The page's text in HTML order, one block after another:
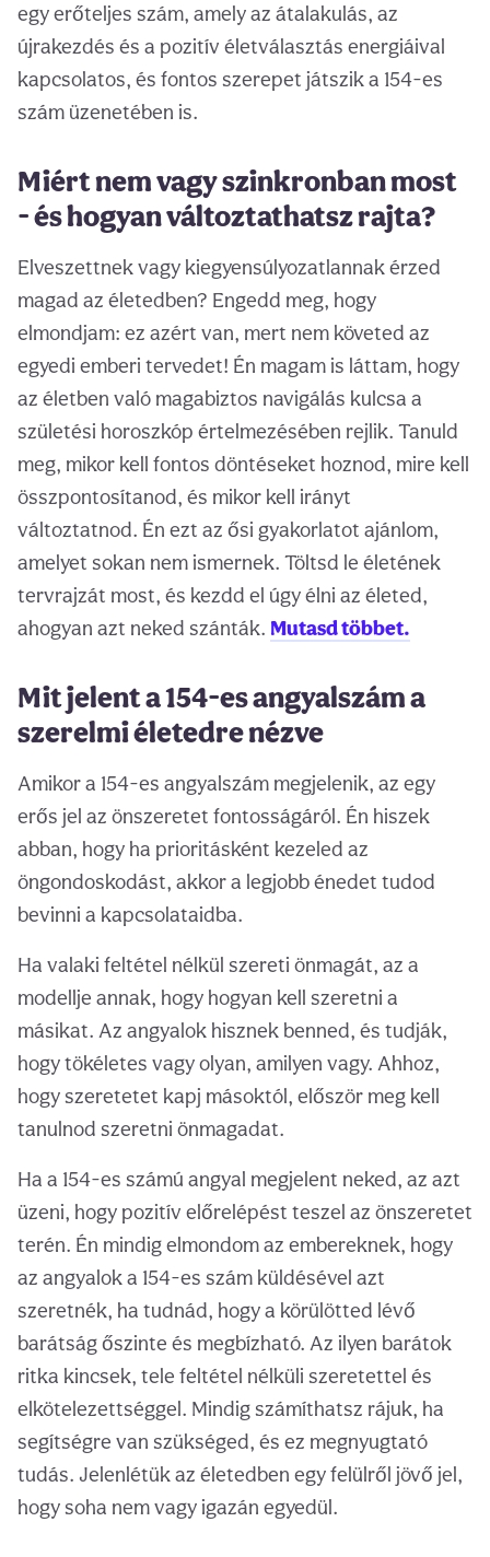
egy erőteljes szám, amely az átalakulás, az
újrakezdés és a pozitív életválasztás energiáival
kapcsolatos, és fontos szerepet játszik a 154-es
szám üzenetében is.
Miért nem vagy szinkronban most
- és hogyan változtathatsz rajta?
Elveszettnek vagy kiegyensúlyozatlannak érzed
magad az életedben? Engedd meg, hogy
elmondjam: ez azért van, mert nem követed az
egyedi emberi tervedet! Én magam is láttam, hogy
az életben való magabiztos navigálás kulcsa a
születési horoszkóp értelmezésében rejlik. Tanuld
meg, mikor kell fontos döntéseket hoznod, mire kell
összpontosítanod, és mikor kell irányt
változtatnod. Én ezt az ősi gyakorlatot ajánlom,
amelyet sokan nem ismernek. Töltsd le életének
tervrajzát most, és kezdd el úgy élni az életed,
ahogyan azt neked szánták. Mutasd többet.
Mit jelent a 154-es angyalszám a
szerelmi életedre nézve
Amikor a 154-es angyalszám megjelenik, az egy
erős jel az önszeretet fontosságáról. Én hiszek
abban, hogy ha prioritásként kezeled az
öngondoskodást, akkor a legjobb énedet tudod
bevinni a kapcsolataidba.
Ha valaki feltétel nélkül szereti önmagát, az a
modellje annak, hogy hogyan kell szeretni a
másikat. Az angyalok hisznek benned, és tudják,
hogy tökéletes vagy olyan, amilyen vagy. Ahhoz,
hogy szeretetet kapj másoktól, először meg kell
tanulnod szeretni önmagadat.
Ha a 154-es számú angyal megjelent neked, az azt
üzeni, hogy pozitív előrelépést teszel az önszeretet
terén. Én mindig elmondom az embereknek, hogy
az angyalok a 154-es szám küldésével azt
szeretnék, ha tudnád, hogy a körülötted lévő
barátság őszinte és megbízható. Az ilyen barátok
ritka kincsek, tele feltétel nélküli szeretettel és
elkötelezettséggel. Mindig számíthatsz rájuk, ha
segítségre van szükséged, és ez megnyugtató
tudás. Jelenlétük az életedben egy felülről jövő jel,
hogy soha nem vagy igazán egyedül.